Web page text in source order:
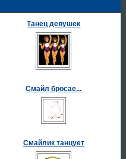
Танец девушек
Смайл бросае...
Смайлик танцует